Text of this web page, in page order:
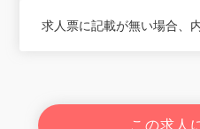
求人票に記載が無い場合、
この求人